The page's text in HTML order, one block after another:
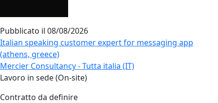
Pubblicato il 08/08/2026
Italian speaking customer expert for messaging app
(athens, greece)
Mercier Consultancy - Tutta italia (IT)
Lavoro in sede (On-site)
Contratto da definire